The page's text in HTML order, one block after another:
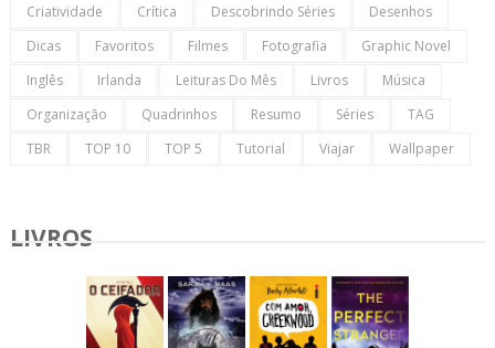
Criatividade
Crítica Descobrindo Séries
Desenhos
Dicas
Favoritos Filmes Fotografia
Graphic Novel
Inglês
Irlanda Leituras Do Mês Livros
Música
Organização
Quadrinhos Resumo Séries
TAG
TBR
TOP 10 TOP 5 Tutorial Viajar Wallpaper
LIVROS